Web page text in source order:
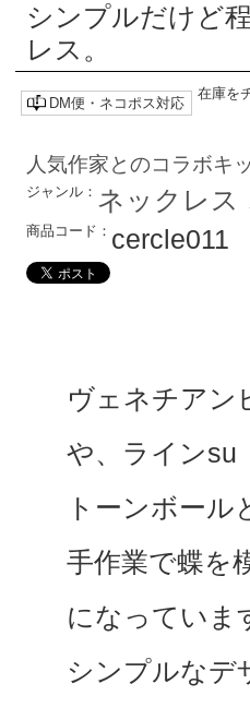
シンプルだけど
レス。
DM便・ネコポス対応
在庫を
人気作家とのコラボ
ジャンル： ネックレス
商品コード： cercle011
ヴェネチアン
や、ラインsu
トーンボール
手作業で蝶を
になっていま
シンプルなデ